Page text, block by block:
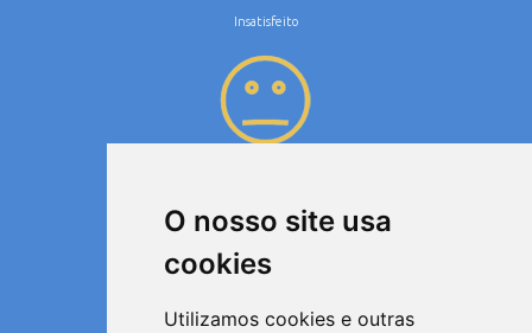
O nosso site usa
cookies
Utilizamos cookies e outras
Insatisfeito
Satisfeito